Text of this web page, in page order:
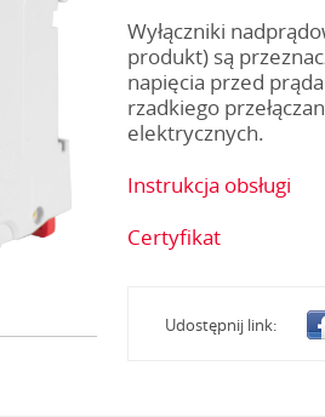
Wyłączniki
produkt) są
napięcia przed
rzadkiego
elektrycznych.
Instrukcja obsługi
Certyfikat
Udostępnij link: